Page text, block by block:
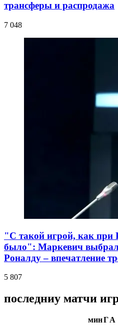
трансферы и распродажа
7 048
"С такой игрой, как при
было": Маркевич
Роналду – впечатление
5 807
последниу матчи
минГА